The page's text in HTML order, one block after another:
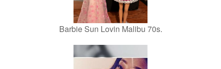
Barbie Sun Lovin Malibu 70s.